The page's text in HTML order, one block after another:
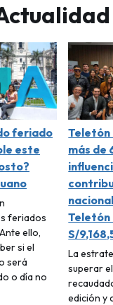
feriado
este
feriados
ello,
si el
será
o día no
Teletón
más de
Teletón
S/
La
superar
edición y